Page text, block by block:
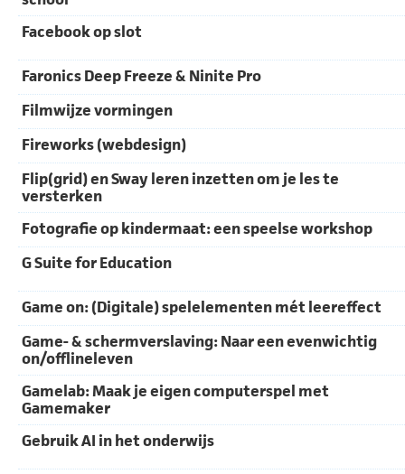
Facebook op slot
Faronics Deep Freeze & Ninite Pro
Filmwijze vormingen
Fireworks (webdesign)
Flip(grid) en Sway leren inzetten om je les te
versterken
Fotografie op kindermaat: een speelse workshop
G Suite for Education
Game on: (Digitale) spelelementen mét leereffect
Game- & schermverslaving: Naar een evenwichtig
on/offlineleven
Gamelab: Maak je eigen computerspel met
Gamemaker
Gebruik AI in het onderwijs